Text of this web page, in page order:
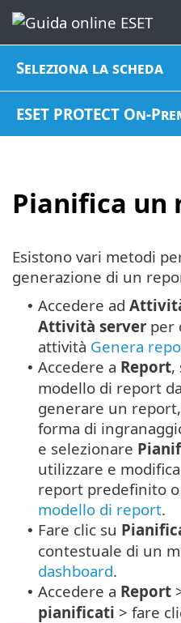
Seleziona la scheda
ESET PROTECT On-
Pianifica un
Esistono vari metodi
generazione di un
• Accedere ad
Attività server per
attività Genera
• Accedere a Report,
modello di report
generare un
forma di
e selezionare
utilizzare e
report predefinito o
modello di report.
• Fare clic su
contestuale di un
dashboard.
• Accedere a Report
pianificati > fare